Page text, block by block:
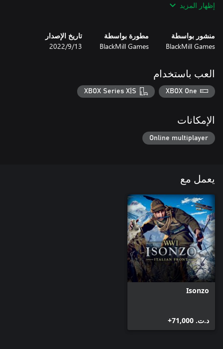
العسكرية الأخرى متسخة، ومهترئة وتحمل المعدات المناسبة لمقاتلي
الخنادق ذوي الخبرة. بالنسبة إلى وحدة الهجوم، يتوفر لها سترة صيفية
تتضمن الحزمة أربعة عناصر للوجه بما في ذلك ضمادتين لأولئك الذين
خاضوا معارك فعلاً، وبعض النظارات المزودة بأقنعة غاز غير عادية
وسيجارة مدخنة للنصف. كما تتضمن خمسة قصات شعر للوجه تشمل
مستحضرات التجميل فقط.
إظهار المزيد
منشور بواسطة
BlackMill Games
مطورة بواسطة
BlackMill Games
تاريخ الإصدار
13‏/9‏/2022
العب باستخدام
XBOX One
XBOX Series X|S
الإمكانات
Online multiplayer
يعمل مع
Isonzo
د.ت.‏ 71,000+